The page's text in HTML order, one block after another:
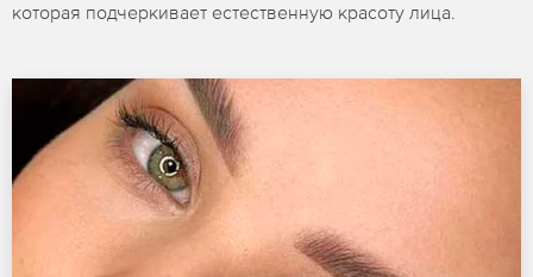
которая подчеркивает естественную красоту лица.